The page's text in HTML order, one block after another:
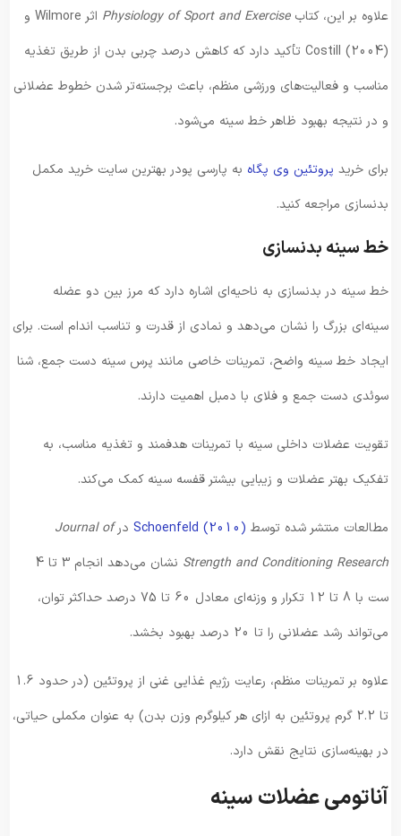
علاوه بر این، کتابPhysiology of Sport and Exercise
اثر Wilmore و
Costill (2004) تأکید دارد که کاهش درصد چربی بدن از طریق تغذیه
مناسب و فعالیت‌های ورزشی منظم، باعث برجسته‌تر شدن خطوط عضلانی
و در نتیجه بهبود ظاهر خط سینه می‌شود.
برای خرید پروتئین وی پگاه به پارسی پودر بهترین سایت خرید مکمل
بدنسازی مراجعه کنید.
خط سینه بدنسازی
خط سینه در بدنسازی به ناحیه‌ای اشاره دارد که مرز بین دو عضله
سینه‌ای بزرگ را نشان می‌دهد و نمادی از قدرت و تناسب اندام است. برای
ایجاد خط سینه واضح، تمرینات خاصی مانند پرس سینه دست جمع، شنا
سوئدی دست جمع و فلای با دمبل اهمیت دارند.
تقویت عضلات داخلی سینه با تمرینات هدفمند و تغذیه مناسب، به
تفکیک بهتر عضلات و زیبایی بیشتر قفسه سینه کمک می‌کند.
مطالعات منتشر شده توسط Schoenfeld (2010) درJournal of
Strength and Conditioning Research
نشان می‌دهد انجام 3 تا 4
ست با 8 تا 12 تکرار و وزنه‌ای معادل 60 تا 75 درصد حداکثر توان،
می‌تواند رشد عضلانی را تا 20 درصد بهبود بخشد.
علاوه بر تمرینات منظم، رعایت رژیم غذایی غنی از پروتئین (در حدود 1.6
تا 2.2 گرم پروتئین به ازای هر کیلوگرم وزن بدن) به عنوان مکملی حیاتی،
در بهینه‌سازی نتایج نقش دارد.
آناتومی عضلات سینه